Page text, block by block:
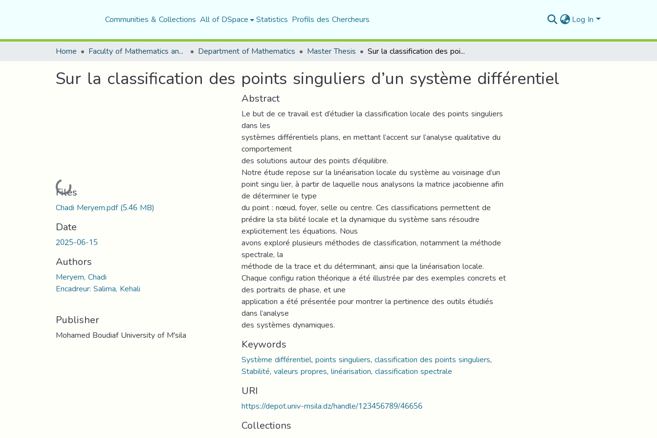
Communities & Collections All of DSpace Statistics Profils des Chercheurs Log In
Home Faculty of Mathematics and Computer Science Department of Mathematics Master Thesis Sur la classification des points singuliers d’un système différentiel
Sur la classification des points singuliers d’un système différentiel
Loading...
Files
Chadi Meryem.pdf(5.46 MB)
Date
2025-06-15
Authors
Meryem, Chadi
Encadreur: Salima, Kehali
Publisher
Mohamed Boudiaf University of M'sila
Abstract
Le but de ce travail est d’étudier la classification locale des points singuliers
dans les
systèmes différentiels plans, en mettant l’accent sur l’analyse qualitative du
comportement
des solutions autour des points d’équilibre.
Notre étude repose sur la linéarisation locale du système au voisinage d’un
point singu lier, à partir de laquelle nous analysons la matrice jacobienne afin
de déterminer le type
du point : nœud, foyer, selle ou centre. Ces classifications permettent de
prédire la sta bilité locale et la dynamique du système sans résoudre
explicitement les équations. Nous
avons exploré plusieurs méthodes de classification, notamment la méthode
spectrale, la
méthode de la trace et du déterminant, ainsi que la linéarisation locale.
Chaque configu ration théorique a été illustrée par des exemples concrets et
des portraits de phase, et une
application a été présentée pour montrer la pertinence des outils étudiés
dans l’analyse
des systèmes dynamiques.
Keywords
Système différentiel,points singuliers,classification des points singuliers,
Stabilité,valeurs propres,linéarisation,classification spectrale
URI
https://depot.univ-msila.dz/handle/123456789/46656
Collections